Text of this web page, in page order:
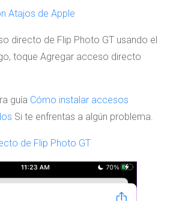
Atajos de Apple
directo de Flip Photo GT usando el
toque Agregar acceso directo
guía Cómo instalar accesos
Si te enfrentas a algún problema.
de Flip Photo GT